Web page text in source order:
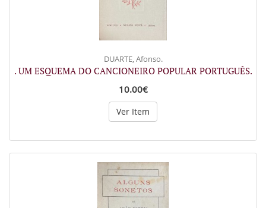
DUARTE, Afonso.
. UM ESQUEMA DO CANCIONEIRO POPULAR PORTUGUÊS.
10.00€
Ver Item